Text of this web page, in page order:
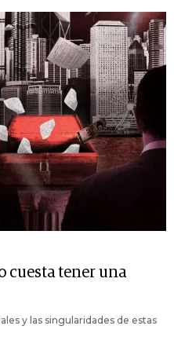
cuesta tener una
y las singularidades de estas